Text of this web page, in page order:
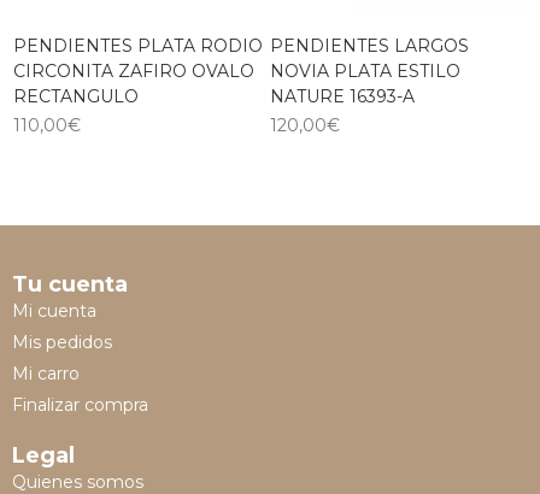
PENDIENTES PLATA RODIO
CIRCONITA ZAFIRO OVALO
RECTANGULO
110,00€
PENDIENTES LARGOS
NOVIA PLATA ESTILO
NATURE 16393-A
120,00€
Tu cuenta
Mi cuenta
Mis pedidos
Mi carro
Finalizar compra
Legal
Quienes somos